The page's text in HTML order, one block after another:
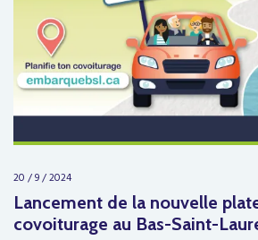
20 / 9 / 2024
Lancement de la nouvelle
covoiturage au Bas-Saint-